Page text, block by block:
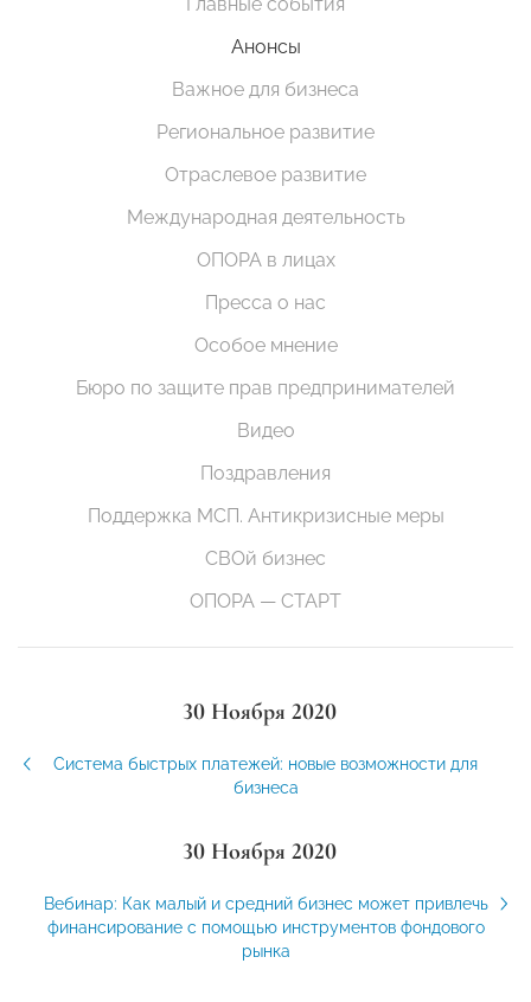
Анонсы
Важное для бизнеса
Региональное развитие
Отраслевое развитие
Международная деятельность
ОПОРА в лицах
Пресса о нас
Особое мнение
Бюро по защите прав предпринимателей
Видео
Поздравления
Поддержка МСП. Антикризисные меры
СВОй бизнес
ОПОРА — СТАРТ
30 Ноября 2020
Система быстрых платежей: новые возможности для
бизнеса
30 Ноября 2020
Вебинар: Как малый и средний бизнес может привлечь
финансирование с помощью инструментов фондового
рынка